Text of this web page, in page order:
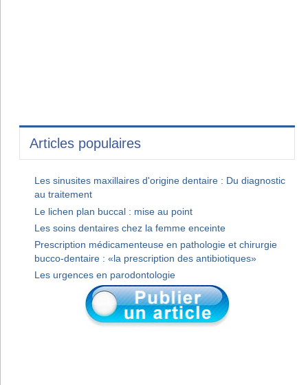
Articles populaires
Les sinusites maxillaires d'origine dentaire : Du diagnostic
au traitement
Le lichen plan buccal : mise au point
Les soins dentaires chez la femme enceinte
Prescription médicamenteuse en pathologie et chirurgie
bucco-dentaire : «la prescription des antibiotiques»
Les urgences en parodontologie